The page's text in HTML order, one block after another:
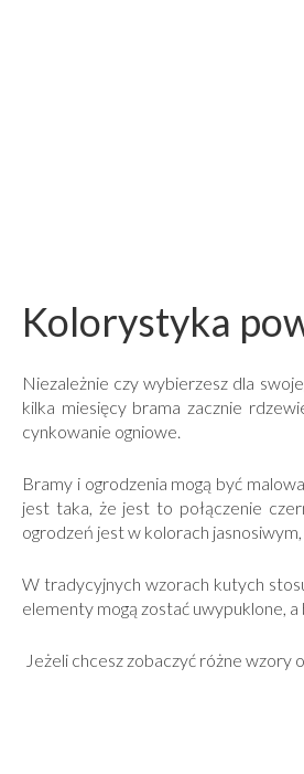
Kolorystyka
Niezależnie czy wybierzesz dla
kilka miesięcy brama zacznie
cynkowanie ogniowe.
Bramy i ogrodzenia mogą być
jest taka, że jest to połączenie
ogrodzeń jest w kolorach
W tradycyjnych wzorach kutych
elementy mogą zostać uwypuklone,
Jeżeli chcesz zobaczyć różne wzory